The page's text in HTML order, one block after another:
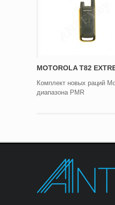
MOTOROLA T82
Комплект новых раций
диапазона PMR